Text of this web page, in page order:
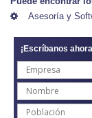
Asesoría y
¡Escríbanos